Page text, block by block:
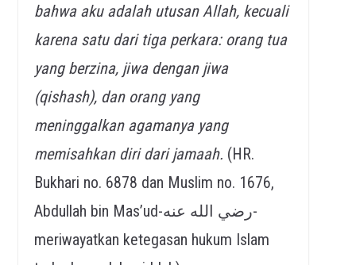
bahwa aku adalah utusan Allah, kecuali
karena satu dari tiga perkara: orang tua
yang berzina, jiwa dengan jiwa
(qishash), dan orang yang
meninggalkan agamanya yang
memisahkan diri dari jamaah. (HR.
Bukhari no. 6878 dan Muslim no. 1676,
Abdullah bin Mas’ud-رضي الله عنه-
meriwayatkan ketegasan hukum Islam